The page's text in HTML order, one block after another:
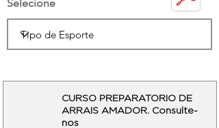
Selecione
CURSO PREPARATORIO DE
ARRAIS AMADOR. Consulte-
nos